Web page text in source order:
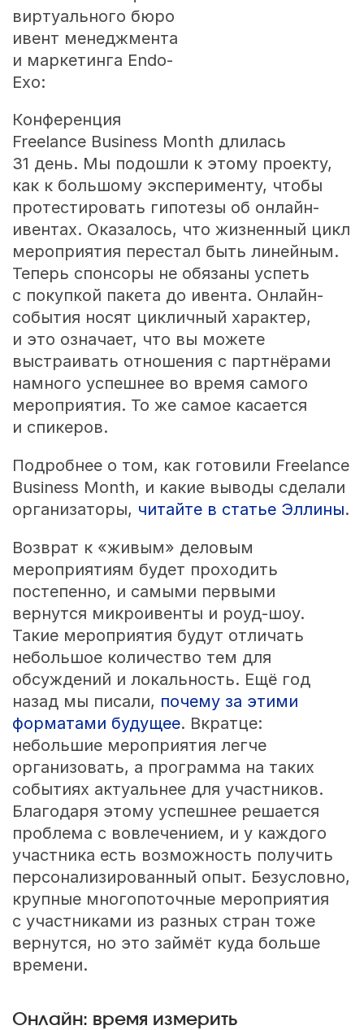
виртуального бюро
ивент менеджмента
и маркетинга Endo-
Exo:
Конференция
Freelance Business Month длилась
31 день. Мы подошли к этому проекту,
как к большому эксперименту, чтобы
протестировать гипотезы об онлайн-
ивентах. Оказалось, что жизненный цикл
мероприятия перестал быть линейным.
Теперь спонсоры не обязаны успеть
с покупкой пакета до ивента. Онлайн-
события носят цикличный характер,
и это означает, что вы можете
выстраивать отношения с партнёрами
намного успешнее во время самого
мероприятия. То же самое касается
и спикеров.
Подробнее о том, как готовили Freelance
Business Month, и какие выводы сделали
организаторы, читайте в статье Эллины.
Возврат к «живым» деловым
мероприятиям будет проходить
постепенно, и самыми первыми
вернутся микроивенты и роуд-шоу.
Такие мероприятия будут отличать
небольшое количество тем для
обсуждений и локальность. Ещё год
назад мы писали, почему за этими
форматами будущее. Вкратце:
небольшие мероприятия легче
организовать, а программа на таких
событиях актуальнее для участников.
Благодаря этому успешнее решается
проблема с вовлечением, и у каждого
участника есть возможность получить
персонализированный опыт. Безусловно,
крупные многопоточные мероприятия
с участниками из разных стран тоже
вернутся, но это займёт куда больше
времени.
Онлайн: время измерить